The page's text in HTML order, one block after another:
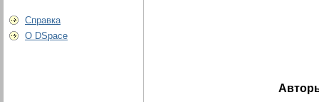
Справка
О DSpace